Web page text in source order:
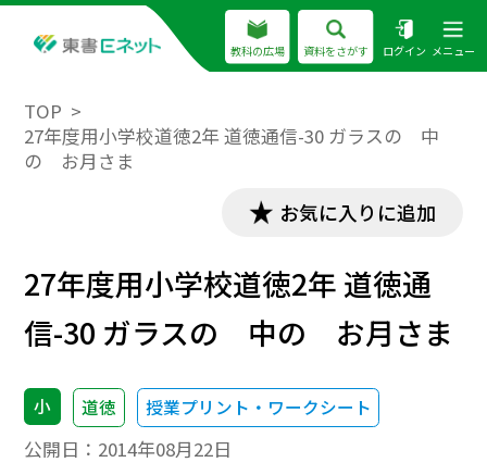
教科の広場 資料をさがす ログイン メニュー
TOP
27年度用小学校道徳2年 道徳通信-30 ガラスの 中
の お月さま
お気に入りに追加
27年度用小学校道徳2年 道徳通
信-30 ガラスの 中の お月さま
小 道徳 授業プリント・ワークシート
公開日： 2014年08月22日